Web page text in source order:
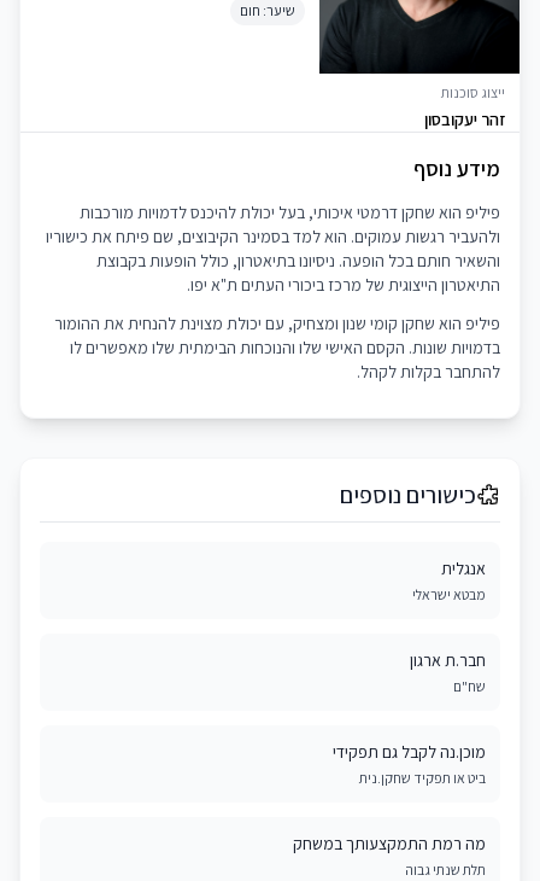
ייצוג סוכנות
זהר יעקובסון
שיער: חום
מידע נוסף
פיליפ הוא שחקן דרמטי איכותי, בעל יכולת להיכנס לדמויות מורכבות
ולהעביר רגשות עמוקים. הוא למד בסמינר הקיבוצים, שם פיתח את כישוריו
והשאיר חותם בכל הופעה. ניסיונו בתיאטרון, כולל הופעות בקבוצת
התיאטרון הייצוגית של מרכז ביכורי העתים ת"א יפו.
פיליפ הוא שחקן קומי שנון ומצחיק, עם יכולת מצוינת להנחית את ההומור
בדמויות שונות. הקסם האישי שלו והנוכחות הבימתית שלו מאפשרים לו
להתחבר בקלות לקהל.
כישורים נוספים
אנגלית
מבטא ישראלי
חבר.ת ארגון
שח"ם
מוכן.נה לקבל גם תפקידי
ביט או תפקיד שחקן.נית
מה רמת התמקצעותך במשחק
תלת שנתי גבוה